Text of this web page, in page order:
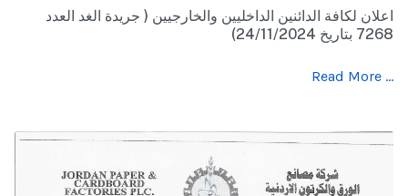
اعلان لكافة الدائنين الداخليين والخارجيين ( جريدة الغد العدد
7268 بتاريخ 24/11/2024)
Read More …